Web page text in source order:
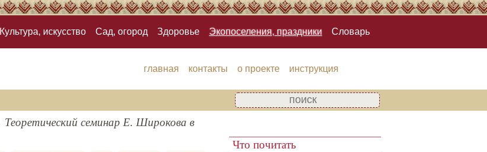
Культура, искусство Сад, огород Здоровье Экопоселения, праздники Словарь
главная контакты о проекте инструкция
Теоретический семинар Е. Широкова в
Что почитать